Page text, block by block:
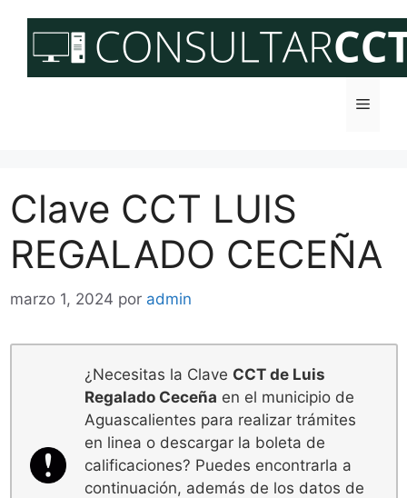
contenido
Menú
Clave CCT LUIS
REGALADO CECEÑA
marzo 1, 2024 por admin
¿Necesitas la Clave CCT de Luis
Regalado Ceceña en el municipio de
Aguascalientes para realizar trámites
en linea o descargar la boleta de
calificaciones? Puedes encontrarla a
continuación, además de los datos de